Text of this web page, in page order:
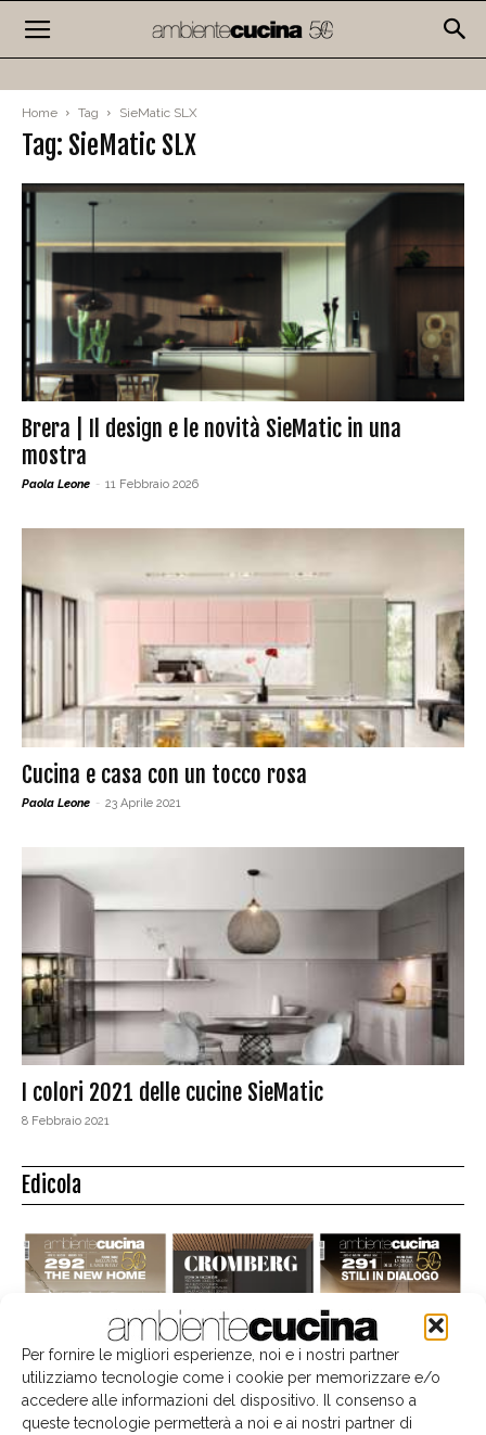
Per fornire le migliori esperienze, noi e i nostri partner
utilizziamo tecnologie come i cookie per memorizzare e/o
accedere alle informazioni del dispositivo. Il consenso a
queste tecnologie permetterà a noi e ai nostri partner di
Home Tag SieMatic SLX
Tag: SieMatic SLX
Brera | Il design e le novità SieMatic in una
mostra
Paola Leone - 11 Febbraio 2026
Cucina e casa con un tocco rosa
Paola Leone - 23 Aprile 2021
I colori 2021 delle cucine SieMatic
8 Febbraio 2021
Edicola